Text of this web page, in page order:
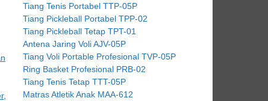
Tiang Tenis Portabel TTP-05P
Tiang Pickleball Portabel TPP-02
Tiang Pickleball Tetap TPT-01
Antena Jaring Voli AJV-05P
Tiang Voli Portable Profesional TVP-05P
Ring Basket Profesional PRB-02
Tiang Tenis Tetap TTT-05P
Matras Atletik Anak MAA-612